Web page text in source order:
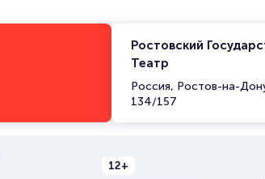
Ростовский
Театр
Россия, Ростов-на-
134/157
12+